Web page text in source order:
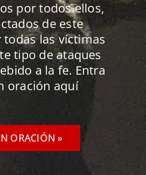
por todos ellos,
de este
las víctimas
tipo de ataques
a la fe. Entra
oración aquí
ORACIÓN »